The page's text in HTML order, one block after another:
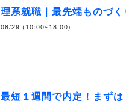
理系就職｜最先端ものづ
08/29 (10:00~18:00)
最短１週間で内定！まず